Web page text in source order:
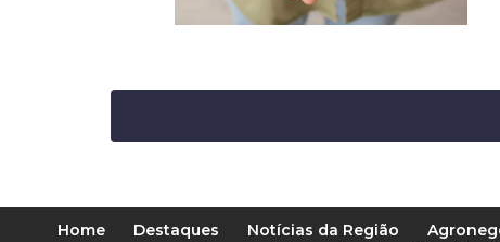
Home Destaques Notícias da Região